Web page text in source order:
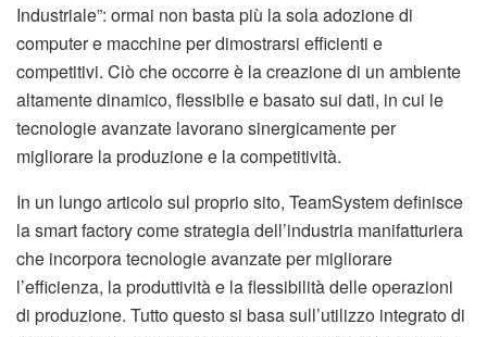
Industriale”: ormai non basta più la sola adozione di
computer e macchine per dimostrarsi efficienti e
competitivi. Ciò che occorre è la creazione di un ambiente
altamente dinamico, flessibile e basato sui dati, in cui le
tecnologie avanzate lavorano sinergicamente per
migliorare la produzione e la competitività.
In un lungo articolo sul proprio sito, TeamSystem definisce
la smart factory come strategia dell’industria manifatturiera
che incorpora tecnologie avanzate per migliorare
l’efficienza, la produttività e la flessibilità delle operazioni
di produzione. Tutto questo si basa sull’utilizzo integrato di